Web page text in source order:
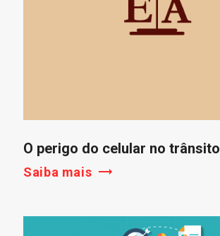
O perigo do celular no trânsito
Saiba mais